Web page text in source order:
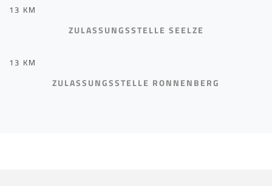
13 KM
ZULASSUNGSSTELLE SEELZE
13 KM
ZULASSUNGSSTELLE RONNENBERG